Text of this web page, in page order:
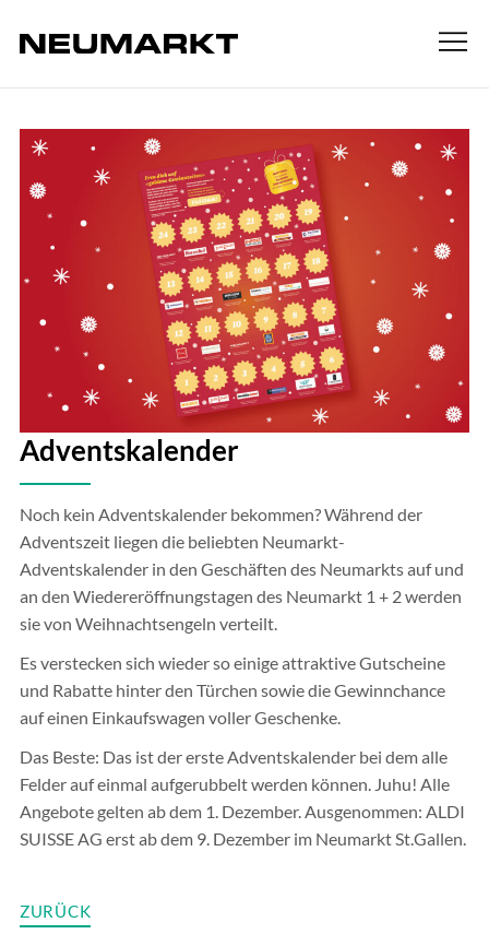
Adventskalender
Noch kein Adventskalender bekommen? Während der
Adventszeit liegen die beliebten Neumarkt-
Adventskalender in den Geschäften des Neumarkts auf und
an den Wiedereröffnungstagen des Neumarkt 1 + 2 werden
sie von Weihnachtsengeln verteilt.
Es verstecken sich wieder so einige attraktive Gutscheine
und Rabatte hinter den Türchen sowie die Gewinnchance
auf einen Einkaufswagen voller Geschenke.
Das Beste: Das ist der erste Adventskalender bei dem alle
Felder auf einmal aufgerubbelt werden können. Juhu! Alle
Angebote gelten ab dem 1. Dezember. Ausgenommen: ALDI
SUISSE AG erst ab dem 9. Dezember im Neumarkt St.Gallen.
ZURÜCK